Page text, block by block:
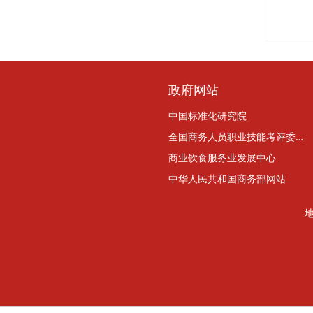
政府网站
中国标准化研究院
全国商务人员职业技能考评委员会
商业饮食服务业发展中心
中华人民共和国商务部网站